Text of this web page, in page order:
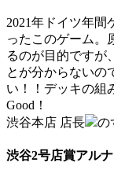
2021年ドイツ年間
ったこのゲーム。
るのが目的ですが
とが分からないの
い！！デッキの組
Good！
渋谷本店 店長
の
渋谷2号店賞アル